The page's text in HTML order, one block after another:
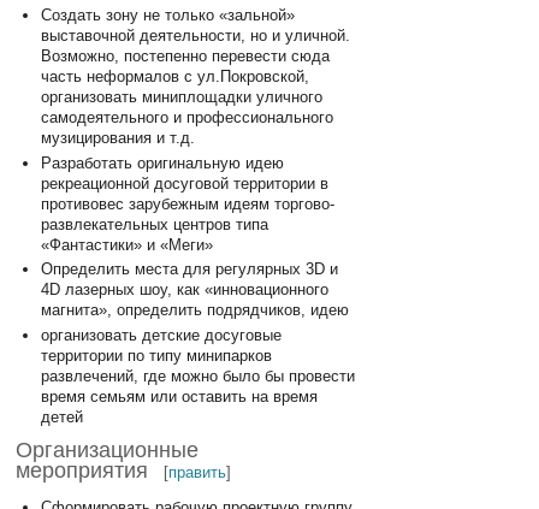
Создать зону не только «зальной»
выставочной деятельности, но и уличной.
Возможно, постепенно перевести сюда
часть неформалов с ул.Покровской,
организовать миниплощадки уличного
самодеятельного и профессионального
музицирования и т.д.
Разработать оригинальную идею
рекреационной досуговой территории в
противовес зарубежным идеям торгово-
развлекательных центров типа
«Фантастики» и «Меги»
Определить места для регулярных 3D и
4D лазерных шоу, как «инновационного
магнита», определить подрядчиков, идею
организовать детские досуговые
территории по типу минипарков
развлечений, где можно было бы провести
время семьям или оставить на время
детей
Организационные
мероприятия
[править]